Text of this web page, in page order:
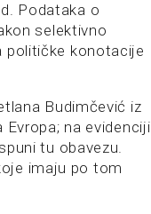
Podataka o
selektivno
političke konotacije
Budimčević iz
na evidenciji
tu obavezu.
imaju po tom